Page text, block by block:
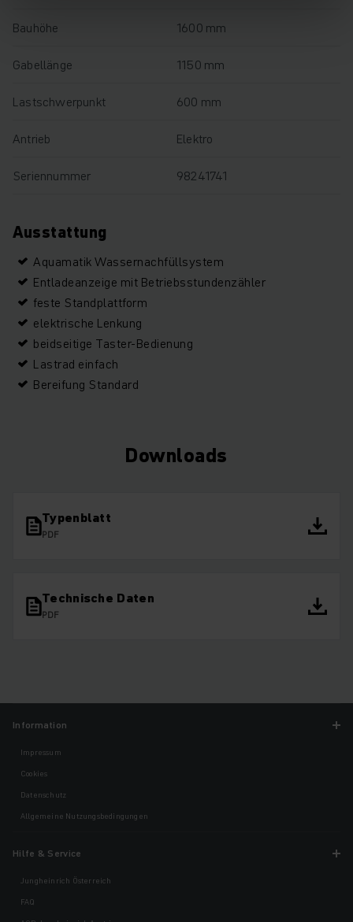
Bauhöhe 1600 mm
Gabellänge 1150 mm
Lastschwerpunkt 600 mm
Antrieb Elektro
Seriennummer 98241741
Ausstattung
Aquamatik Wassernachfüllsystem
Entladeanzeige mit Betriebsstundenzähler
feste Standplattform
elektrische Lenkung
beidseitige Taster-Bedienung
Lastrad einfach
Bereifung Standard
Downloads
Typenblatt
PDF
Technische Daten
PDF
Information
Impressum
Cookies
Datenschutz
Allgemeine Nutzungsbedingungen
Hilfe & Service
Jungheinrich Österreich
FAQ